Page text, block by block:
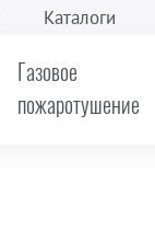
Каталоги
Газовое
пожаротушение